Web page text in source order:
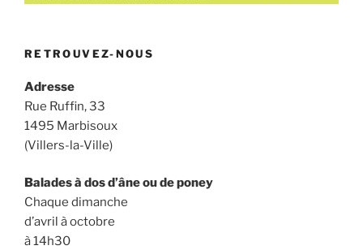
RETROUVEZ-NOUS
Adresse
Rue Ruffin, 33
1495 Marbisoux
(Villers-la-Ville)
Balades à dos d’âne ou de poney
Chaque dimanche
d’avril à octobre
à 14h30